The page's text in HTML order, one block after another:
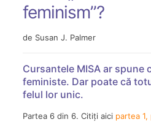
feminism”?
de Susan J. Palmer
Cursantele MISA ar spune
feministe. Dar poate că
felul lor unic.
Partea 6 din 6. Citiți aici partea 1,